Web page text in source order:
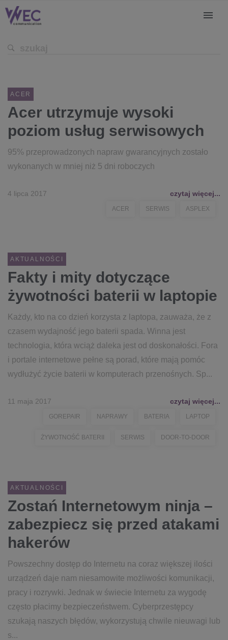
ACER
Acer utrzymuje wysoki
poziom usług serwisowych
95% przeprowadzonych napraw gwarancyjnych zostało
wykonanych w mniej niż 5 dni roboczych
4 lipca 2017 czytaj więcej...
ACER SERWIS ASPLEX
AKTUALNOŚCI
Fakty i mity dotyczące
żywotności baterii w laptopie
Każdy, kto na co dzień korzysta z laptopa, zauważa, że z
czasem wydajność jego baterii spada. Winna jest
technologia, która wciąż daleka jest od doskonałości. Fora
i portale internetowe pełne są porad, które mają pomóc
wydłużyć życie baterii w komputerach przenośnych. Sp...
11 maja 2017 czytaj więcej...
GOREPAIR NAPRAWY BATERIA LAPTOP
ŻYWOTNOŚĆ BATERII SERWIS DOOR-TO-DOOR
AKTUALNOŚCI
Zostań Internetowym ninja –
zabezpiecz się przed atakami
hakerów
Powszechny dostęp do Internetu na coraz większej ilości
urządzeń daje nam niesamowite możliwości komunikacji,
pracy i rozrywki. Jednak w świecie Internetu za wygodę
często płacimy bezpieczeństwem. Cyberprzestępcy
szukają naszych błędów, wykorzystują chwile nieuwagi lub
s...